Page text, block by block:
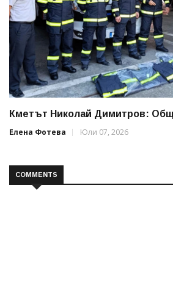
Кметът Николай Димитров:
Елена Фотева
Юли 07, 2026
COMMENTS